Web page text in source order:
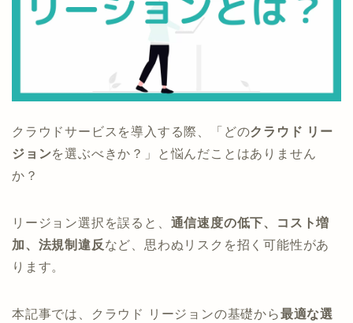
クラウドサービスを導入する際、「どのクラウド リー
ジョンを選ぶべきか？」と悩んだことはありません
か？
リージョン選択を誤ると、 通信速度の低下、コスト増
加、法規制違反 など、思わぬリスクを招く可能性があ
ります。
本記事では、クラウド リージョンの基礎から最適な選